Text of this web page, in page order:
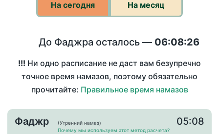
На сегодня На месяц
До Фаджра осталось — 06:08:26
!!! Ни одно расписание не даст вам безупречно
точное время намазов, поэтому обязательно
прочитайте: Правильное время намазов
Фаджр
(Утренний намаз)
Почему мы используем этот метод расчета?
05:08